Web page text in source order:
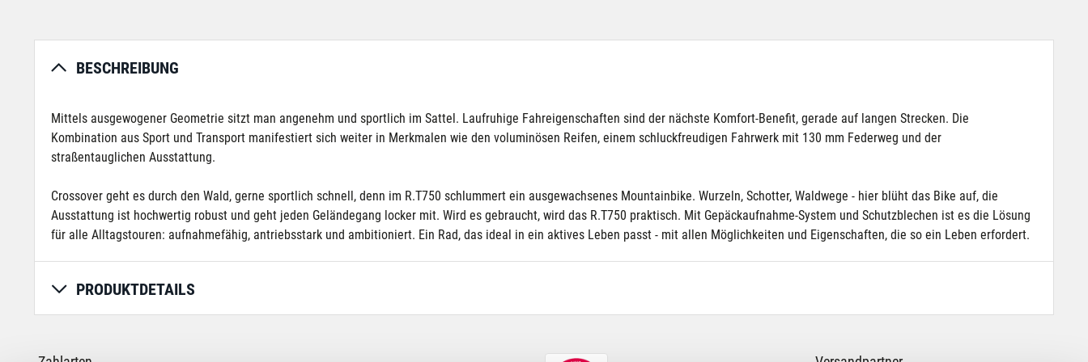
BESCHREIBUNG
Mittels ausgewogener Geometrie sitzt man angenehm und sportlich im Sattel. Laufruhige Fahreigenschaften sind der nächste Komfort-Benefit, gerade auf langen Strecken. Die
Kombination aus Sport und Transport manifestiert sich weiter in Merkmalen wie den voluminösen Reifen, einem schluckfreudigen Fahrwerk mit 130 mm Federweg und der
straßentauglichen Ausstattung.
Crossover geht es durch den Wald, gerne sportlich schnell, denn im R.T750 schlummert ein ausgewachsenes Mountainbike. Wurzeln, Schotter, Waldwege - hier blüht das Bike auf, die
Ausstattung ist hochwertig robust und geht jeden Geländegang locker mit. Wird es gebraucht, wird das R.T750 praktisch. Mit Gepäckaufnahme-System und Schutzblechen ist es die Lösung
für alle Alltagstouren: aufnahmefähig, antriebsstark und ambitioniert. Ein Rad, das ideal in ein aktives Leben passt - mit allen Möglichkeiten und Eigenschaften, die so ein Leben erfordert.
PRODUKTDETAILS